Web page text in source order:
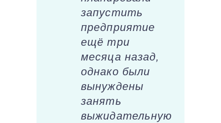
запустить
предприятие
ещё три
месяца назад,
однако были
вынуждены
занять
выжидательную